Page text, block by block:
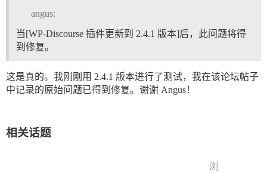
angus:
当[WP-Discourse 插件更新到 2.4.1 版本]后，此问题将得
到修复。
这是真的。我刚刚用 2.4.1 版本进行了测试，我在该论坛帖子
中记录的原始问题已得到修复。谢谢 Angus！
相关话题
浏